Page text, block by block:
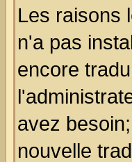
Les raisons
n'a pas
encore
avez
nouvelle